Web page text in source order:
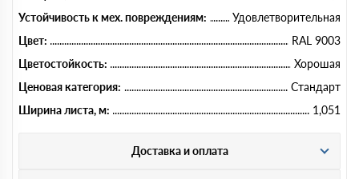
Устойчивость к мех. повреждениям:
Удовлетворительная
Цвет:
RAL 9003
Цветостойкость:
Хорошая
Ценовая категория:
Стандарт
Ширина листа, м:
1,051
Доставка и оплата